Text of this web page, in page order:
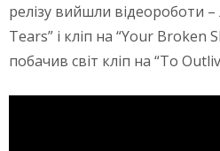
релізу вийшли відеороботи –
Tears” і кліп на “Your Broken
побачив світ кліп на “To